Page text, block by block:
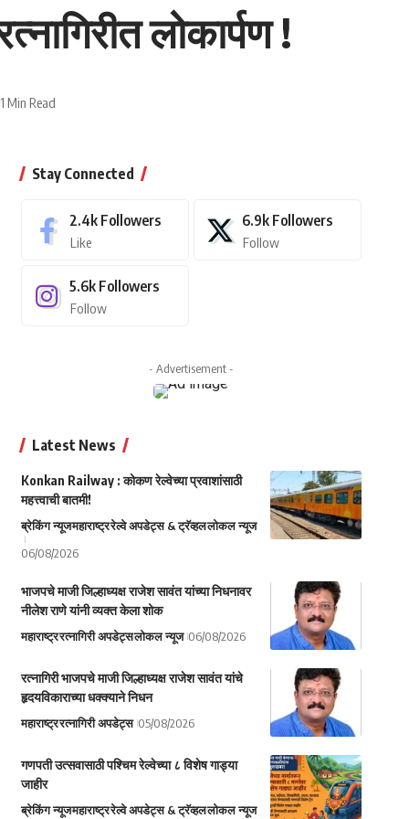
लोकार्पण !
1 Min Read
Stay Connected
2.4k Followers
Like
6.9k Followers
Follow
5.6k Followers
Follow
- Advertisement -
Latest News
Konkan Railway : कोकण रेल्वेच्या प्रवाशांसाठी
महत्त्वाची बातमी!
ब्रेकिंग न्यूजमहाराष्ट्ररेल्वे अपडेट्स & ट्रॅव्हललोकल न्यूज
06/08/2026
भाजपचे माजी जिल्हाध्यक्ष राजेश सावंत यांच्या निधनावर
नीलेश राणे यांनी व्यक्त केला शोक
महाराष्ट्ररत्नागिरी अपडेट्सलोकल न्यूज 06/08/2026
रत्नागिरी भाजपचे माजी जिल्हाध्यक्ष राजेश सावंत यांचे
हृदयविकाराच्या धक्क्याने निधन
महाराष्ट्ररत्नागिरी अपडेट्स 05/08/2026
गणपती उत्सवासाठी पश्चिम रेल्वेच्या ८ विशेष गाड्या
जाहीर
ब्रेकिंग न्यूजमहाराष्ट्ररेल्वे अपडेट्स & ट्रॅव्हललोकल न्यूज